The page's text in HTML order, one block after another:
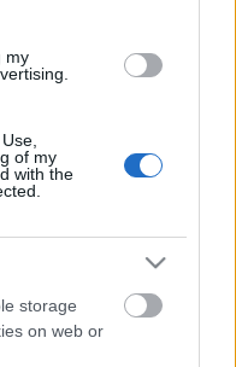
my
of my
with the
storage
on web or
megvadulni
másfél órát